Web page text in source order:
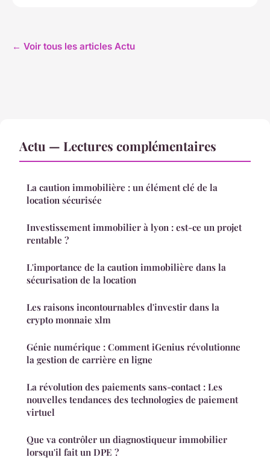
← Voir tous les articles Actu
Actu — Lectures complémentaires
La caution immobilière : un élément clé de la
location sécurisée
Investissement immobilier à lyon : est-ce un projet
rentable ?
L'importance de la caution immobilière dans la
sécurisation de la location
Les raisons incontournables d'investir dans la
crypto monnaie xlm
Génie numérique : Comment iGenius révolutionne
la gestion de carrière en ligne
La révolution des paiements sans-contact : Les
nouvelles tendances des technologies de paiement
virtuel
Que va contrôler un diagnostiqueur immobilier
lorsqu'il fait un DPE ?